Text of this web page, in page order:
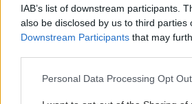
IAB’s list of downstream participants.
also be disclosed by us to third parties
Downstream Participants that may
Please note that this website/app uses
Personal Data Processing Opt